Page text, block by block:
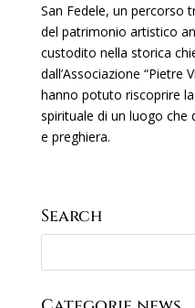
San Fedele, un percorso
del patrimonio artistico
custodito nella storica
dall’Associazione “Pietre
hanno potuto riscoprire
spirituale di un luogo che
e preghiera.
Search